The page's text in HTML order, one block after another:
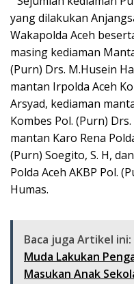
yang dilakukan
Wakapolda Aceh
masing kediaman
(Purn) Drs. M.Husein
mantan Irpolda Aceh
Arsyad, kediaman
Kombes Pol. (Purn)
mantan Karo Rena
(Purn) Soegito, S. H,
Polda Aceh AKBP Pol.
Humas.
Baca juga Artikel ini:
Muda Lakukan
Masukan Anak